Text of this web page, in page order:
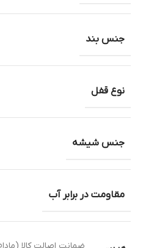
جنس بند
نوع قفل
جنس شیشه
مقاومت در برابر آب